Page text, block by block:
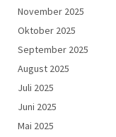
November 2025
Oktober 2025
September 2025
August 2025
Juli 2025
Juni 2025
Mai 2025